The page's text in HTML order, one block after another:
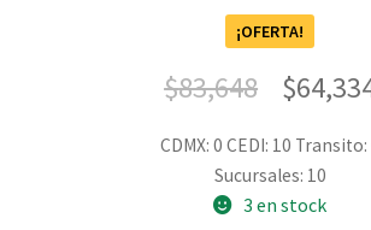
¡OFERTA!
$83,648 $
CDMX: 0 CEDI: 10 Transito:
Sucursales: 10
3 en stock